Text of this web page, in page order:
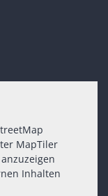
MapTiler
Inhalten